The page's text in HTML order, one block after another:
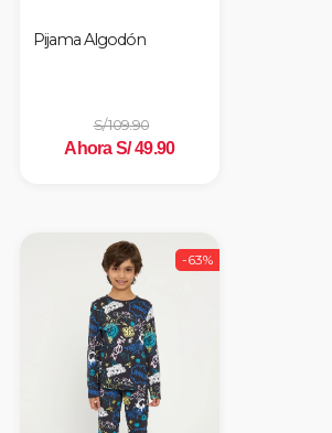
Pijama Algodón
S/ 109.90
Ahora S/ 49.90
-63%